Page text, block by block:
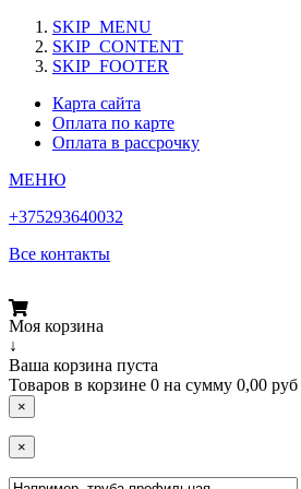
SKIP_MENU
SKIP_CONTENT
SKIP_FOOTER
Карта сайта
Оплата по карте
Оплата в рассрочку
МЕНЮ
+375293640032
Все контакты
Моя корзина
↓
Ваша корзина пуста
Товаров в корзине 0 на сумму 0,00 руб
×
×